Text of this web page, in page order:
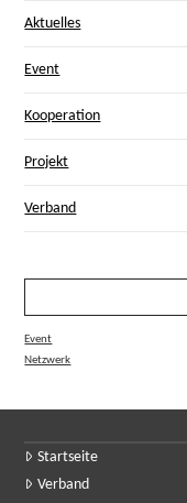
Aktuelles
Event
Kooperation
Projekt
Verband
Event
Netzwerk
Startseite
Verband